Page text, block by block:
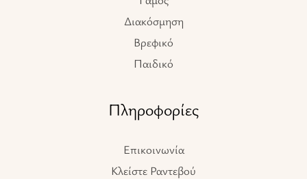
Διακόσμηση
Βρεφικό
Παιδικό
Πληροφορίες
Επικοινωνία
Κλείστε Ραντεβού